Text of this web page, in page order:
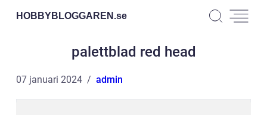
HOBBYBLOGGAREN.se
palettblad red head
07 januari 2024 admin